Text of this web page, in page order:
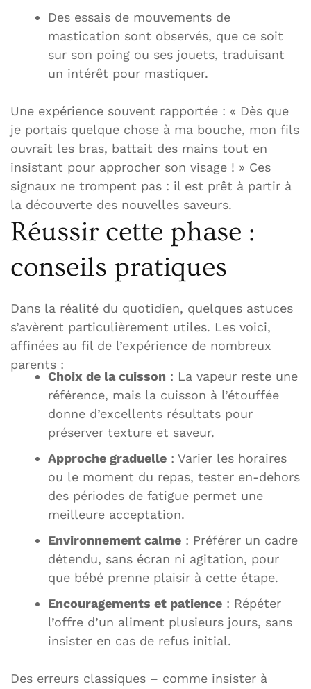
Des essais de mouvements de
mastication sont observés, que ce soit
sur son poing ou ses jouets, traduisant
un intérêt pour mastiquer.
Une expérience souvent rapportée : « Dès que
je portais quelque chose à ma bouche, mon fils
ouvrait les bras, battait des mains tout en
insistant pour approcher son visage ! » Ces
signaux ne trompent pas : il est prêt à partir à
la découverte des nouvelles saveurs.
Réussir cette phase :
conseils pratiques
Dans la réalité du quotidien, quelques astuces
s’avèrent particulièrement utiles. Les voici,
affinées au fil de l’expérience de nombreux
parents :
Choix de la cuisson : La vapeur reste une
référence, mais la cuisson à l’étouffée
donne d’excellents résultats pour
préserver texture et saveur.
Approche graduelle : Varier les horaires
ou le moment du repas, tester en-dehors
des périodes de fatigue permet une
meilleure acceptation.
Environnement calme : Préférer un cadre
détendu, sans écran ni agitation, pour
que bébé prenne plaisir à cette étape.
Encouragements et patience : Répéter
l’offre d’un aliment plusieurs jours, sans
insister en cas de refus initial.
Des erreurs classiques – comme insister à